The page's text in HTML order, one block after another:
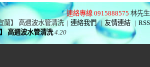
連絡專線 0915888575 林先生
蘭】 高週波水管清洗 | 連絡我們 | 友情連結 | RSS
高週波水管清洗 4.20